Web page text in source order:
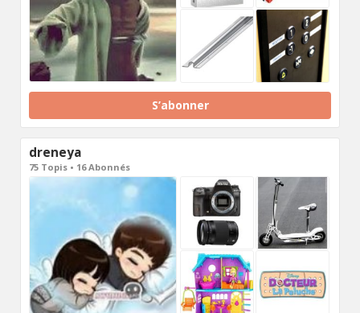
S’abonner
dreneya
75 Topis • 16 Abonnés